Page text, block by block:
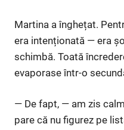
Martina a înghețat.
era intenționată — era
schimbă. Toată
evaporase într-o
— De fapt, — am zis
pare că nu figurez pe